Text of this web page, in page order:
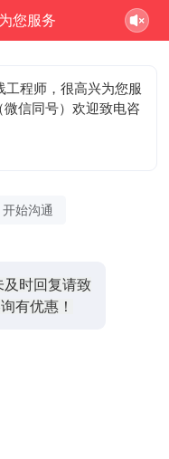
您服务
工程师，很高兴为您服
信同号）欢迎致电咨
始沟通
时回复请致
有优惠！